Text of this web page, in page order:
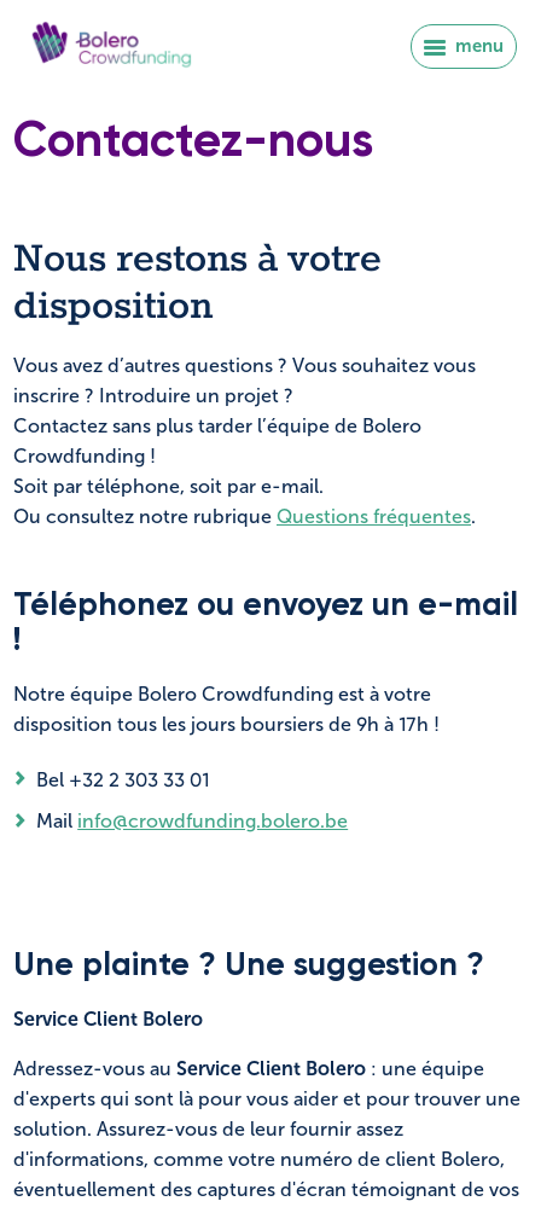
menu
Se connecter
Contactez-nous
Nous restons à votre
disposition
Vous avez d’autres questions ? Vous souhaitez vous
inscrire ? Introduire un projet ?
Contactez sans plus tarder l’équipe de Bolero
Crowdfunding !
Soit par téléphone, soit par e-mail.
Ou consultez notre rubrique Questions fréquentes.
Téléphonez ou envoyez un e-mail
!
Notre équipe Bolero Crowdfunding est à votre
disposition tous les jours boursiers de 9h à 17h !
Bel +32 2 303 33 01
Mail info@crowdfunding.bolero.be
Une plainte ? Une suggestion ?
Service Client Bolero
Adressez-vous au Service Client Bolero : une équipe
d'experts qui sont là pour vous aider et pour trouver une
solution. Assurez-vous de leur fournir assez
d'informations, comme votre numéro de client Bolero,
éventuellement des captures d'écran témoignant de vos